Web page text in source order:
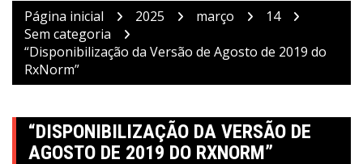
Página inicial 2025 março
14
Sem categoria
“Disponibilização da Versão de Agosto de 2019 do
RxNorm”
“DISPONIBILIZAÇÃO DA VERSÃO DE
AGOSTO DE 2019 DO RXNORM”